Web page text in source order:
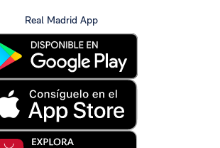
Real Madrid App